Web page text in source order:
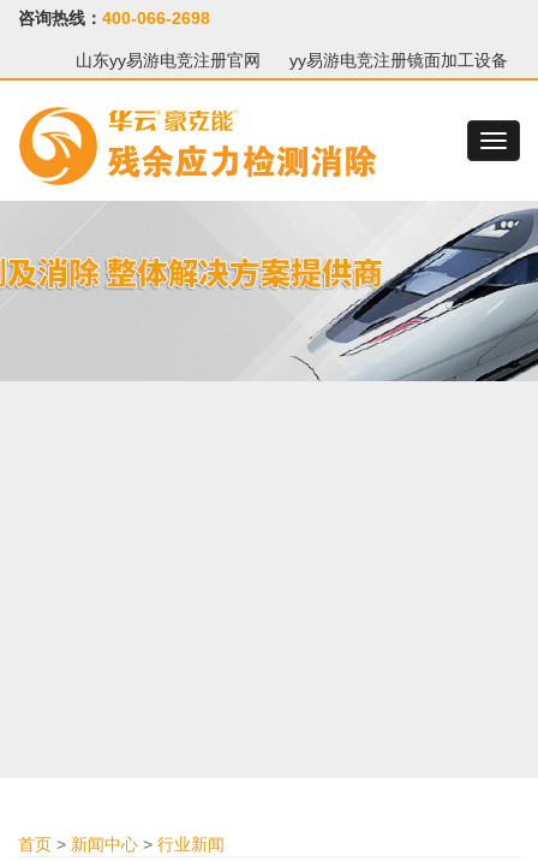
咨询热线： 400-066-2698
山东yy易游电竞注册官网 yy易游电竞注册镜面加工设备
首页 > 新闻中心 > 行业新闻